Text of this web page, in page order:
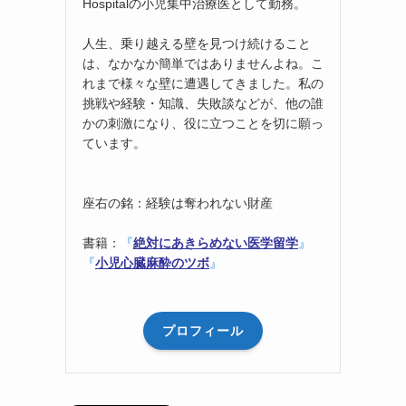
Hospitalの小児集中治療医として勤務。
人生、乗り越える壁を見つけ続けること
は、なかなか簡単ではありませんよね。こ
れまで様々な壁に遭遇してきました。私の
挑戦や経験・知識、失敗談などが、他の誰
かの刺激になり、役に立つことを切に願っ
ています。
座右の銘：経験は奪われない財産
書籍： 『絶対にあきらめない医学留学』
『小児心臓麻酔のツボ』
プロフィール